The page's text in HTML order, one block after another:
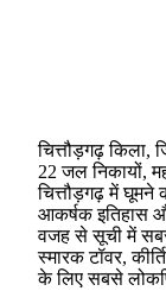
चित्तौड़गढ़
22 जल निकायों,
चित्तौड़गढ़ में घूमने
आकर्षक इतिहास और
वजह से सूची में
स्मारक टॉवर,
के लिए सबसे